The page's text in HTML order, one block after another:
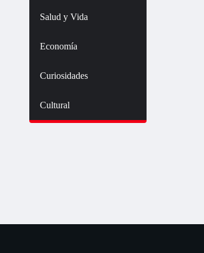
Salud y Vida
Economía
Curiosidades
Cultural